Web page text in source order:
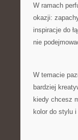
W ramach
okazji:
inspiracje do
nie
W temacie
bardziej
kiedy chcesz
kolor do stylu